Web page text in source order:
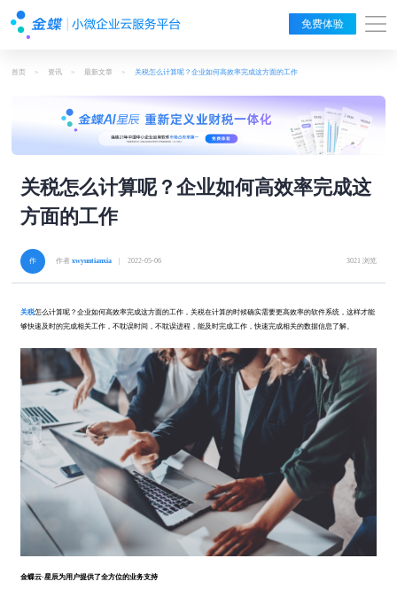
免费体验
首页 > 资讯 > 最新文章 > 关税怎么计算呢？企业如何高效率完成这方面的工作
关税怎么计算呢？企业如何高效率完成这
方面的工作
作者xwyuntianxia | 2022-05-06 3021 浏览
关税怎么计算呢？企业如何高效率完成这方面的工作，关税在计算的时候确实需要更高效率的软件系统，这样才能
够快速及时的完成相关工作，不耽误时间，不耽误进程，能及时完成工作，快速完成相关的数据信息了解。
金蝶云·星辰为用户提供了全方位的业务支持